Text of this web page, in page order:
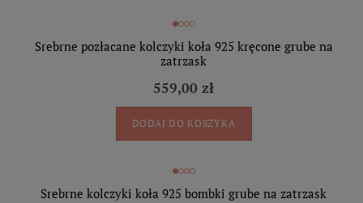
Srebrne pozłacane kolczyki koła 925 kręcone grube na
zatrzask
559,00 zł
DODAJ DO KOSZYKA
Srebrne kolczyki koła 925 bombki grube na zatrzask